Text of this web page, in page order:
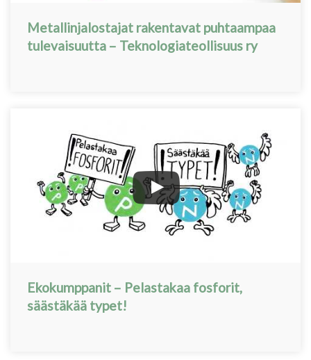
Metallinjalostajat rakentavat puhtaampaa
tulevaisuutta – Teknologiateollisuus ry
Ekokumppanit – Pelastakaa fosforit,
säästäkää typet!